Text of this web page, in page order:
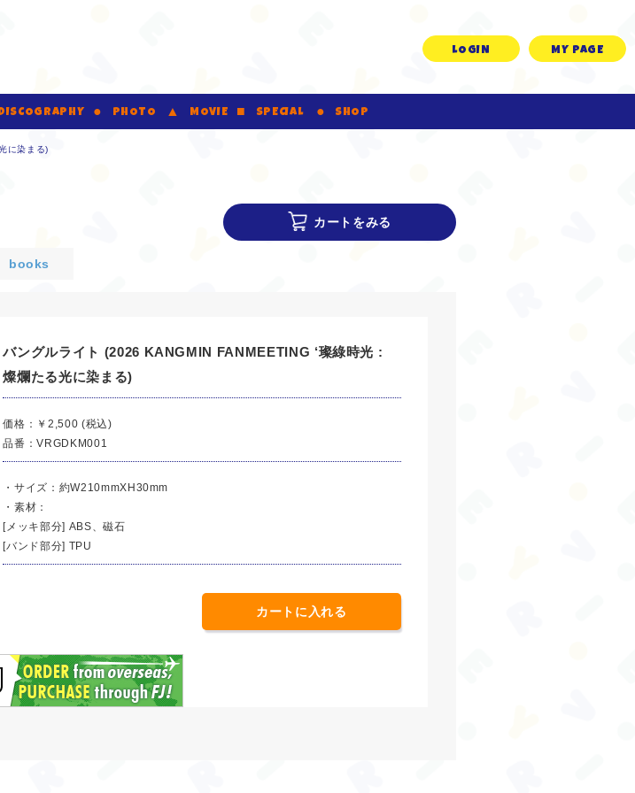
LOGIN MY PAGE
PHOTO MOVIE SPECIAL SHOP
に染まる)
カートをみる
books
バングルライト (2026 KANGMIN FANMEETING ‘璨綠時光 :
燦爛たる光に染まる)
価格：￥2,500 (税込)
品番：VRGDKM001
・サイズ：約W210mmXH30mm
・素材：
[メッキ部分] ABS、磁石
[バンド部分] TPU
カートに入れる